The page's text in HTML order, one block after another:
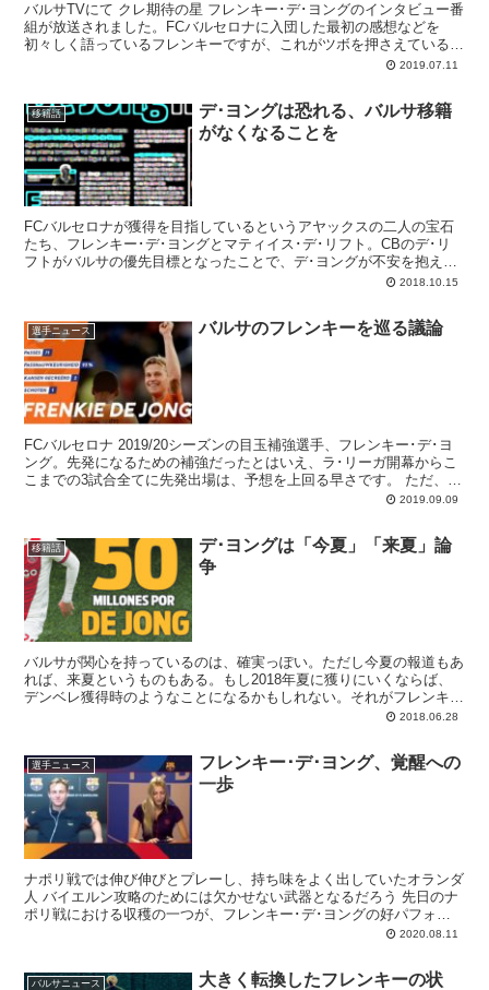
バルサTVにて クレ期待の星 フレンキー･デ･ヨングのインタビュー番
組が放送されました。FCバルセロナに入団した最初の感想などを
初々しく語っているフレンキーですが、これがツボを押さえていると
いうか、バルセロニスタを嬉しくさせる言葉がたくさんで 2019.07.11
移籍話
デ･ヨングは恐れる、バルサ移籍
がなくなることを
FCバルセロナが獲得を目指しているというアヤックスの二人の宝石
たち、フレンキー･デ･ヨングとマティイス･デ･リフト。CBのデ･リ
フトがバルサの優先目標となったことで、デ･ヨングが不安を抱えて
2018.10.15
選手ニュース バルサのフレンキーを巡る議論
FCバルセロナ 2019/20シーズンの目玉補強選手、フレンキー･デ･ヨ
ング。先発になるための補強だったとはいえ、ラ･リーガ開幕からこ
こまでの3試合全てに先発出場は、予想を上回る早さです。 ただ、バ
ルベルデが指示するプレー方法では、窮屈に見えるのは確かで。伸び
2019.09.09
移籍話
デ･ヨングは「今夏」「来夏」論
争
バルサが関心を持っているのは、確実っぽい。ただし今夏の報道もあ
れば、来夏というものもある。もし2018年夏に獲りにいくならば、
デンベレ獲得時のようなことになるかもしれない。それがフレンキ
2018.06.28
選手ニュース
フレンキー･デ･ヨング、覚醒への
一歩
ナポリ戦では伸び伸びとプレーし、持ち味をよく出していたオランダ
人 バイエルン攻略のためには欠かせない武器となるだろう 先日のナ
ポリ戦における収穫の一つが、フレンキー･デ･ヨングの好パフォー
2020.08.11
バルサニュース
大きく転換したフレンキーの状